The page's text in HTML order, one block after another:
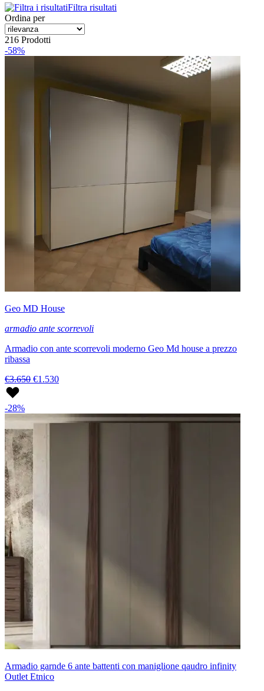
Filtra risultati
Ordina per
216 Prodotti
-58%
Geo MD House
armadio ante scorrevoli
Armadio con ante scorrevoli moderno Geo Md house a prezzo
ribassa
€3.650 €1.530
-28%
Armadio garnde 6 ante battenti con maniglione qaudro infinity
Outlet Etnico